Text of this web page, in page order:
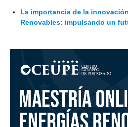
La importancia de la
Renovables: impulsando un